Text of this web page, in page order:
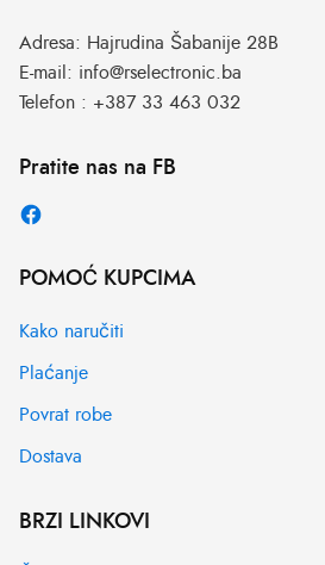
Adresa: Hajrudina Šabanije 28B
E-mail: info@rselectronic.ba
Telefon : +387 33 463 032
Pratite nas na FB
POMOĆ KUPCIMA
Kako naručiti
Plaćanje
Povrat robe
Dostava
BRZI LINKOVI